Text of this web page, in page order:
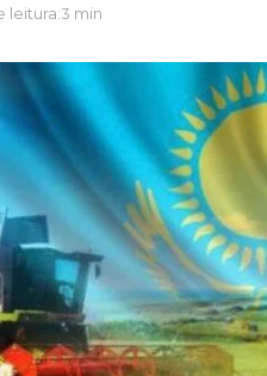
leitura:3 min